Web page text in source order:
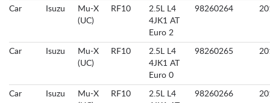
Car Isuzu
Mu-X
(UC)
RF10
2.5L L4
4JK1 AT
Euro 2
98260264
Car Isuzu
Mu-X
(UC)
RF10
2.5L L4
4JK1 AT
Euro 0
98260265
Car Isuzu
Mu-X
RF10
2.5L L4
98260266